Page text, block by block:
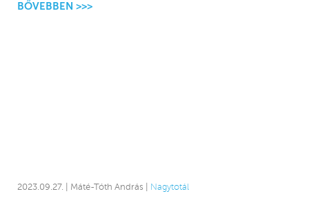
BŐVEBBEN >>>
2023.09.27. | Máté-Tóth András | Nagytotál